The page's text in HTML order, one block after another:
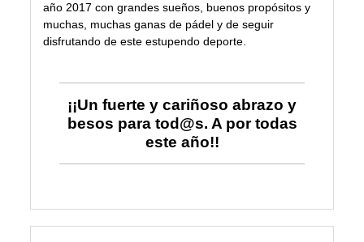
año 2017 con grandes sueños, buenos propósitos y
muchas, muchas ganas de pádel y de seguir
disfrutando de este estupendo deporte.
¡¡Un fuerte y cariñoso abrazo y
besos para tod@s. A por todas
este año!!